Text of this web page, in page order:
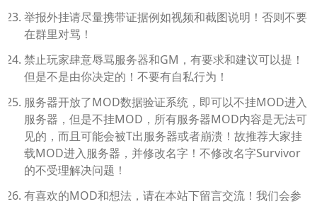
举报外挂请尽量携带证据例如视频和截图说明！否则不要
在群里对骂！
禁止玩家肆意辱骂服务器和GM，有要求和建议可以提！
但是不是由你决定的！不要有自私行为！
服务器开放了MOD数据验证系统，即可以不挂MOD进入
服务器，但是不挂MOD，所有服务器MOD内容是无法可
见的，而且可能会被T出服务器或者崩溃！故推荐大家挂
载MOD进入服务器，并修改名字！不修改名字Survivor
的不受理解决问题！
有喜欢的MOD和想法，请在本站下留言交流！我们会参